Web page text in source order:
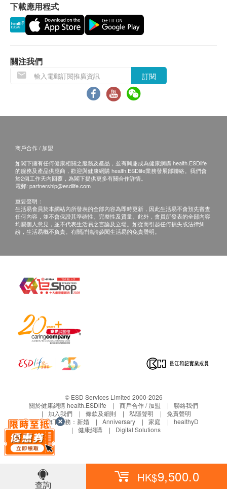
電腦掃描 重點項目
低劑量胸部CT平掃
磁力共振
顱腦血管造影MRA（3DTOF+3DMX黑血高分辨）
超敏感丙種反應蛋白
脂蛋白a
肌酸激酶
阿茲海默 重點項目
尿液阿茲海默相關神經絲蛋白
2 基本項目
基本健康評估
血壓
體質指標
血脂
高密度脂蛋白膽固醇
低密度脂蛋白膽固醇
糖尿
血葡萄糖 (空腹)
糖化血紅蛋白
以下渠道：
1. 電話講解：需至少提前3個工作日預約具體時間
（微信/WhatsApp：+852 92974697），醫生會按
2. 當面講解：需至少提前3個工作日預約具體時間
（微信/WhatsApp：+852 92974697），體檢客戶
在約定時間到醫療中心聼醫生當面講解。醫療中心
地址為：中山市火炬開發區中山六路88號火炬大數
據中心3棟1-3層
後決定權。
1. 所有健康檢查/服務並非作為醫務診斷或治療用途。
認可資格的醫生，作出診斷及治療。
2. 本服務/產品由商戶提供。生活易【健康網購
health.ESDlife】並沒有經營或提供本服務/產品。有
向提供服務之體檢中心或商戶提出。
查詢
HK$9,500.0
下載應用程式
關注我們
訂閱
商戶合作 / 加盟
如閣下擁有任何健康相關之服務及產品，並有興趣成為健康網購 health.ESDlife
的服務及產品供應商，歡迎與健康網購 health.ESDlife業務發展部聯絡。我們會
於2個工作天內回覆，為閣下提供更多有關合作詳情。
電郵: partnership@esdlife.com
重要聲明：
生活易會員於本網站內所發表的全部內容為即時更新，因此生活易不會預先審查
任何內容，並不會保證其準確性、完整性及質量。此外，會員所發表的全部內容
均屬個人意見，並不代表生活易之言論及立場。如從而引起任何損失或法律糾
紛，生活易概不負責。有關詳情請參閱生活易的免責聲明。
© ESD Services Limited 2000-2026
關於健康網購 health.ESDlife
商戶合作 / 加盟
聯絡我們
加入我們
條款及細則 私隱聲明
免責聲明
生活易旗下業務： 新婚 Anniversary 家庭
healthyD
健康網購
Digital Solutions